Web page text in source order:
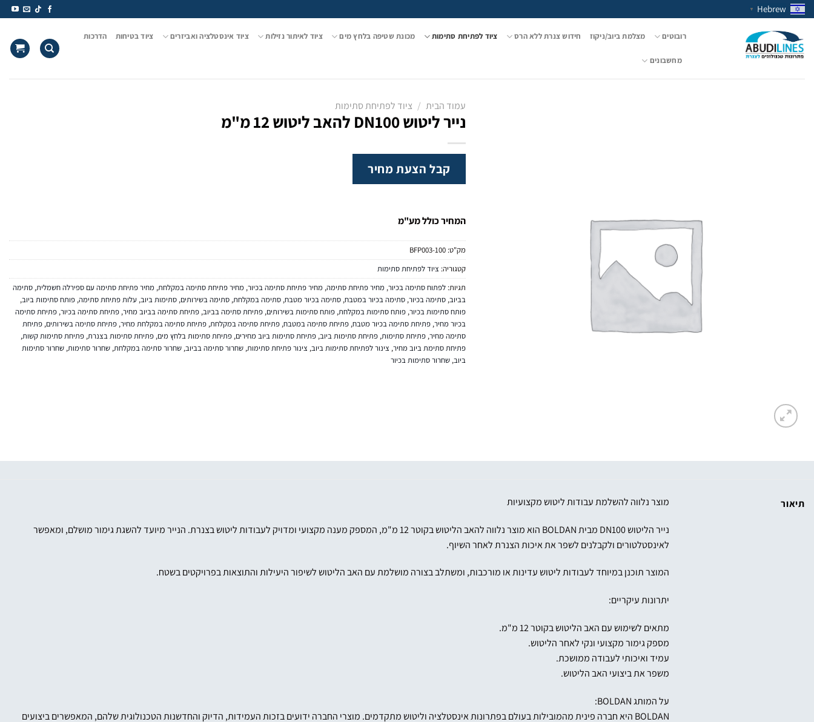
Skip
to
content
Hebrew
▼
רובוטים מצלמת ביוב/ניקוז חידוש צנרת ללא הרס ציוד לפתיחת סתימות מכונת שטיפה בלחץ מים ציוד לאיתור נזילות ציוד אינסטלציה ואביזרים ציוד בטיחות הדרכות
מחשבונים
עמוד הבית / ציוד לפתיחת סתימות
נייר ליטוש DN100 להאב ליטוש 12 מ"מ
קבל הצעת מחיר
המחיר כולל מע"מ
מק"ט: BFP003-100
קטגוריה: ציוד לפתיחת סתימות
תגיות: לפתוח סתימה בכיור, מחיר פתיחת סתימה, מחיר פתיחת סתימה בכיור, מחיר פתיחת סתימה במקלחת, מחיר פתיחת סתימה עם ספירלה חשמלית, סתימה
בביוב, סתימה בכיור, סתימה בכיור במטבח, סתימה בכיור מטבח, סתימה במקלחת, סתימה בשירותים, סתימות ביוב, עלות פתיחת סתימה, פותח סתימות ביוב,
פותח סתימות בכיור, פותח סתימות במקלחת, פותח סתימות בשירותים, פתיחת סתימה בביוב, פתיחת סתימה בביוב מחיר, פתיחת סתימה בכיור, פתיחת סתימה
בכיור מחיר, פתיחת סתימה בכיור מטבח, פתיחת סתימה במטבח, פתיחת סתימה במקלחת, פתיחת סתימה במקלחת מחיר, פתיחת סתימה בשירותים, פתיחת
סתימה מחיר, פתיחת סתימות, פתיחת סתימות ביוב, פתיחת סתימות ביוב מחירים, פתיחת סתימות בלחץ מים, פתיחת סתימות בצנרת, פתיחת סתימות קשות,
פתיחת סתימת ביוב מחיר, צינור לפתיחת סתימות ביוב, צינור פתיחת סתימות, שחרור סתימה בביוב, שחרור סתימה במקלחת, שחרור סתימות, שחרור סתימות
ביוב, שחרור סתימות בכיור
תיאור מוצר נלווה להשלמת עבודות ליטוש מקצועיות
נייר הליטוש DN100 מבית BOLDAN הוא מוצר נלווה להאב הליטוש בקוטר 12 מ"מ, המספק מענה מקצועי ומדויק לעבודות ליטוש בצנרת. הנייר מיועד להשגת גימור מושלם, ומאפשר
לאינסטלטורים ולקבלנים לשפר את איכות הצנרת לאחר השיוף.
המוצר תוכנן במיוחד לעבודות ליטוש עדינות או מורכבות, ומשתלב בצורה מושלמת עם האב הליטוש לשיפור היעילות והתוצאות בפרויקטים בשטח.
יתרונות עיקריים:
מתאים לשימוש עם האב הליטוש בקוטר 12 מ"מ.
מספק גימור מקצועי ונקי לאחר הליטוש.
עמיד ואיכותי לעבודה ממושכת.
משפר את ביצועי האב הליטוש.
על המותג BOLDAN:
BOLDAN היא חברה פינית מהמובילות בעולם בפתרונות אינסטלציה וליטוש מתקדמים. מוצרי החברה ידועים בזכות העמידות, הדיוק והחדשנות הטכנולוגית שלהם, המאפשרים ביצועים